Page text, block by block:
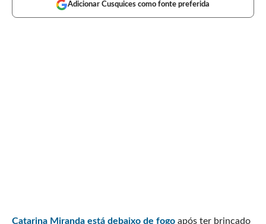
Adicionar Cusquices como fonte preferida
Catarina Miranda está debaixo de fogoapós ter brincado